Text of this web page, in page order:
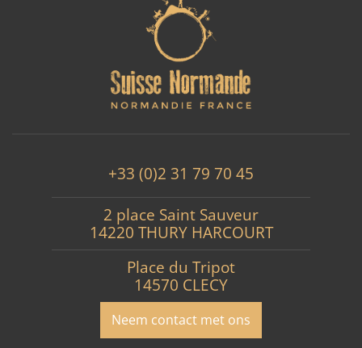
+33 (0)2 31 79 70 45
2 place Saint Sauveur
14220 THURY HARCOURT
Place du Tripot
14570 CLECY
Neem contact met ons